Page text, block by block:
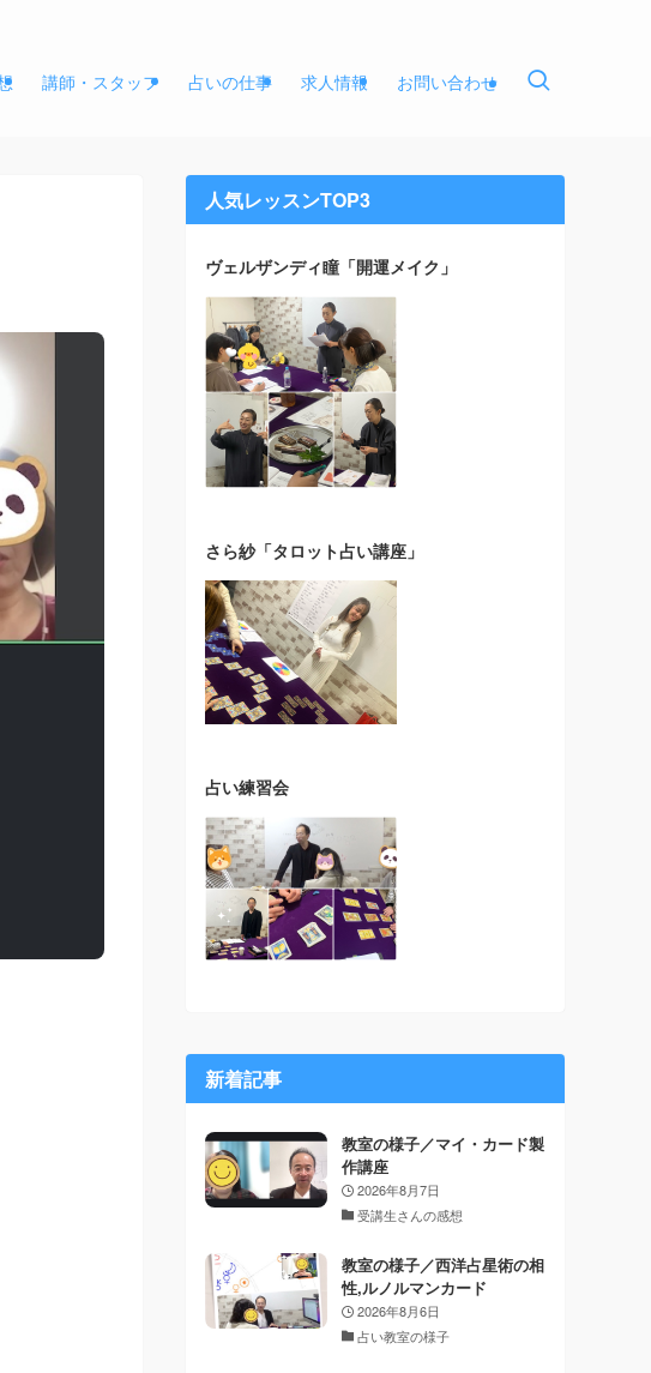
講師・スタッフ 占いの仕事 求人情報 お問い合わせ
人気レッスンTOP3
ヴェルザンディ瞳「開運メイク」
さら紗「タロット占い講座」
占い練習会
新着記事
教室の様子／マイ・カード製
作講座
2026年8月7日
受講生さんの感想
教室の様子／西洋占星術の相
性,ルノルマンカード
2026年8月6日
占い教室の様子